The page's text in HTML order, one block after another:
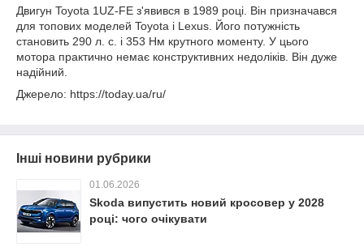
Двигун Toyota 1UZ-FE з'явився в 1989 році. Він призначався
для топових моделей Toyota і Lexus. Його потужність
становить 290 л. с. і 353 Нм крутного моменту. У цього
мотора практично немає конструктивних недоліків. Він дуже
надійний.
Джерело: https://today.ua/ru/
Інші новини рубрики
01.06.2026
Skoda випустить новий кросовер у 2028
році: чого очікувати